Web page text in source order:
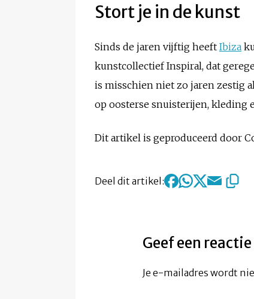
Stort je in de kunst
Sinds de jaren vijftig heeft Ibiza
kunstcollectief Inspiral, dat
is misschien niet zo jaren zestig
op oosterse snuisterijen, kleding
Dit artikel is geproduceerd door
Deel dit artikel:
Geef een reactie
Je e-mailadres wordt